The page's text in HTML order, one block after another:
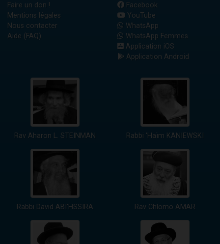
Faire un don !
Mentions légales
Nous contacter
Aide (FAQ)
Facebook
YouTube
WhatsApp
WhatsApp Femmes
Application iOS
Application Android
Rav Aharon L. STEINMAN Rabbi 'Haïm KANIEWSKI
Rabbi David ABI'HSSIRA Rav Chlomo AMAR